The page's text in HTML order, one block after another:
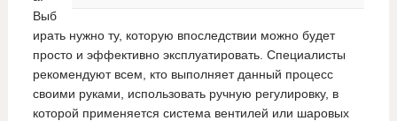
Выб
ирать нужно ту, которую впоследствии можно будет
просто и эффективно эксплуатировать. Специалисты
рекомендуют всем, кто выполняет данный процесс
своими руками, использовать ручную регулировку, в
которой применяется система вентилей или шаровых